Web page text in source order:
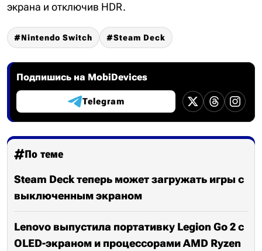
экрана и отключив HDR.
Nintendo Switch Steam Deck
Подпишись на MobiDevices
Telegram
По теме
Steam Deck теперь может загружать игры с
выключенным экраном
Lenovo выпустила портативку Legion Go 2 с
OLED-экраном и процессорами AMD Ryzen